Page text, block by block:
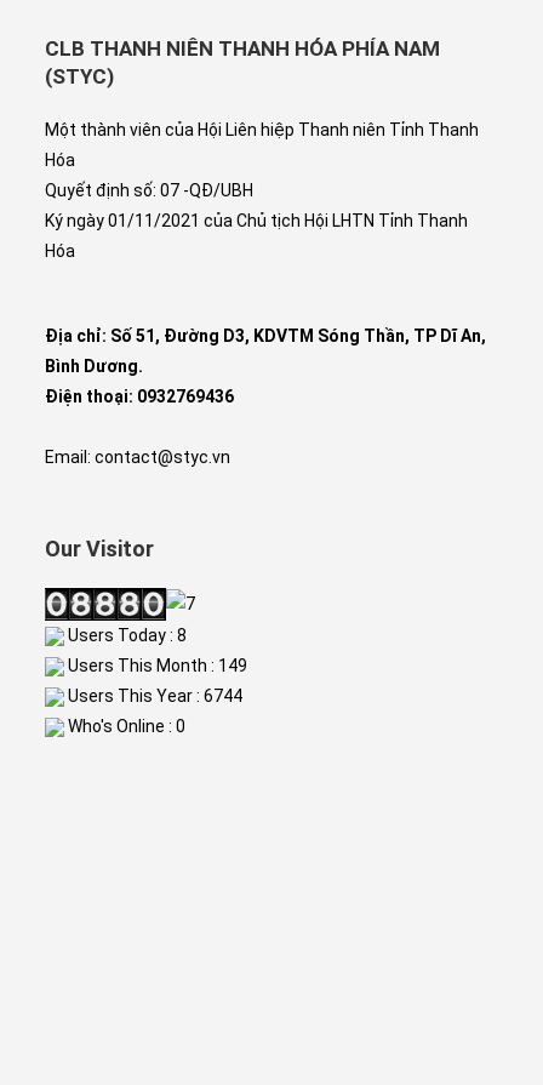
CLB THANH NIÊN THANH HÓA PHÍA NAM
(STYC)
Một thành viên của Hội Liên hiệp Thanh niên Tỉnh Thanh
Hóa
Quyết định số: 07 -QĐ/UBH
Ký ngày 01/11/2021 của Chủ tịch Hội LHTN Tỉnh Thanh
Hóa
Địa chỉ: Số 51, Đường D3, KDVTM Sóng Thần, TP Dĩ An,
Bình Dương.
Điện thoại: 0932769436
Email: contact@styc.vn
Our Visitor
Users Today : 8
Users This Month : 149
Users This Year : 6744
Who's Online : 0